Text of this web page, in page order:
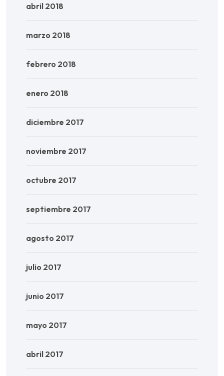
abril 2018
marzo 2018
febrero 2018
enero 2018
diciembre 2017
noviembre 2017
octubre 2017
septiembre 2017
agosto 2017
julio 2017
junio 2017
mayo 2017
abril 2017